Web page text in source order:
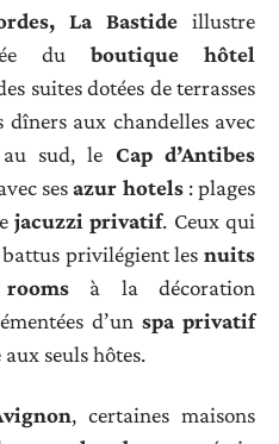
La Bastideillustre
du boutique hôtel
suites dotées de terrasses
dîners aux chandelles avec
sud, le Cap d’Antibes
sesazur hotels: plages
jacuzzi privatif. Ceux qui
privilégient les nuits
à la décoration
d’un spa privatif
aux seuls hôtes.
, certaines maisons